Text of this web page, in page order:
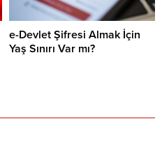
e-Devlet Şifresi Almak İçin
Yaş Sınırı Var mı?